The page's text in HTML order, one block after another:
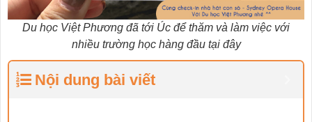
Du học Việt Phương đã tới Úc để thăm và làm việc với
nhiều trường học hàng đầu tại đây
Nội dung bài viết